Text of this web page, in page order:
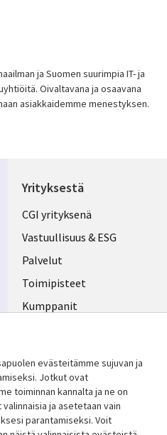
ja Suomen suurimpia IT- ja
Oivaltavana ja osaavana
asiakkaidemme menestyksen.
Yrityksestä
Useful
links
FINLAND
CGI yrityksenä
Vastuullisuus & ESG
Palvelut
Toimipisteet
Kumppanit
Lisätietoa
evästeitämme sujuvan ja
Jotkut ovat
toiminnan kannalta ja ne on
​​ja asetetaan vain
parantamiseksi. Voit